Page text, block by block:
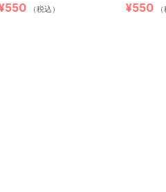
（税込） ¥550